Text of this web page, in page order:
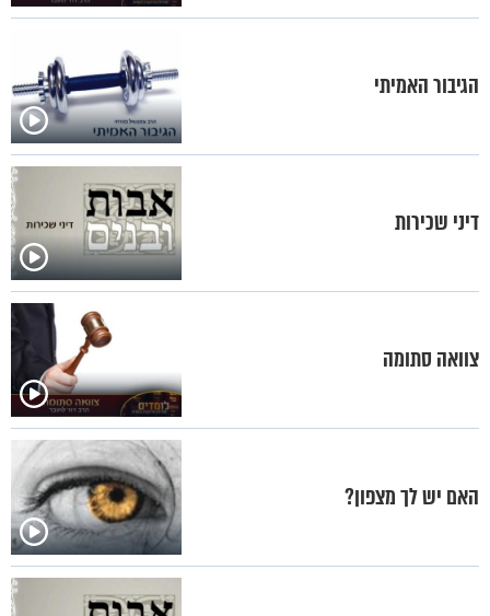
הגיבור האמיתי
דיני שכירות
צוואה סתומה
האם יש לך מצפון?